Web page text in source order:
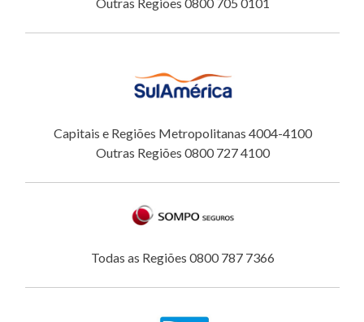
Capitais e Regiões Metropolitanas 4004-4100
Outras Regiões 0800 727 4100
Todas as Regiões 0800 787 7366